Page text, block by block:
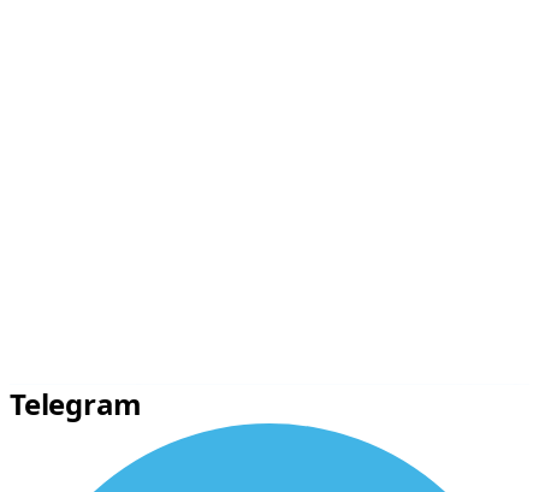
Telegram